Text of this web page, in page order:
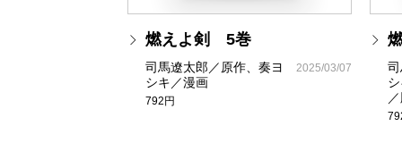
燃えよ剣 5巻
司馬遼太郎／原作、奏ヨ
シキ／漫画
792円
2025/03/07